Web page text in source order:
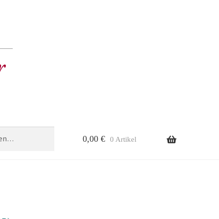
0,00 € 0 Artikel